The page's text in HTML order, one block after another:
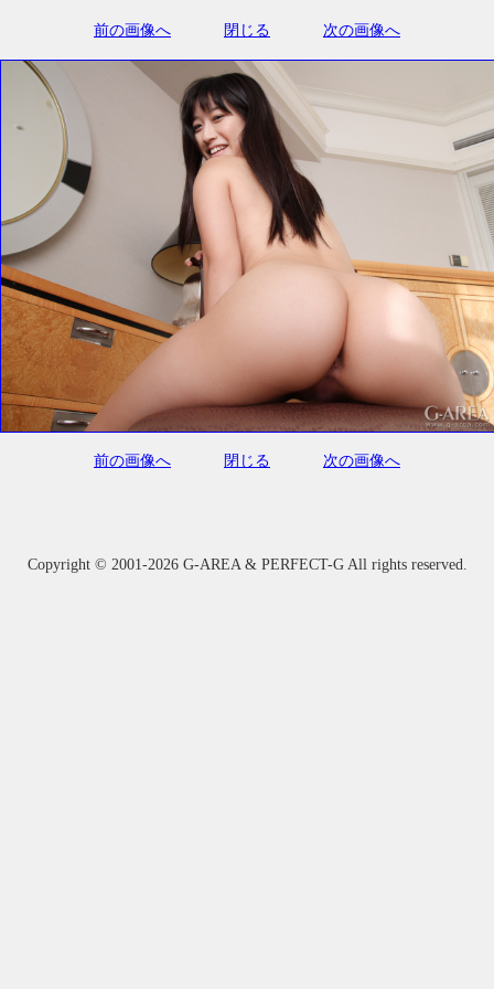
前の画像へ 閉じる 次の画像へ
前の画像へ 閉じる 次の画像へ
Copyright © 2001-2026 G-AREA & PERFECT-G All rights reserved.